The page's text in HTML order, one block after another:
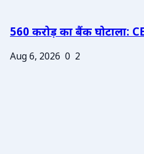
560 करोड़ का बैंक घोटाला:
Aug 6, 2026 0 2